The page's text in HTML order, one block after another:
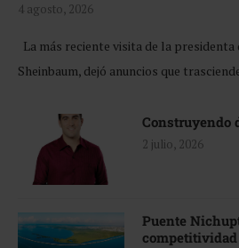
4 agosto, 2026
La más reciente visita de la presidenta
Sheinbaum, dejó anuncios que
Construyendo
2 julio, 2026
Puente